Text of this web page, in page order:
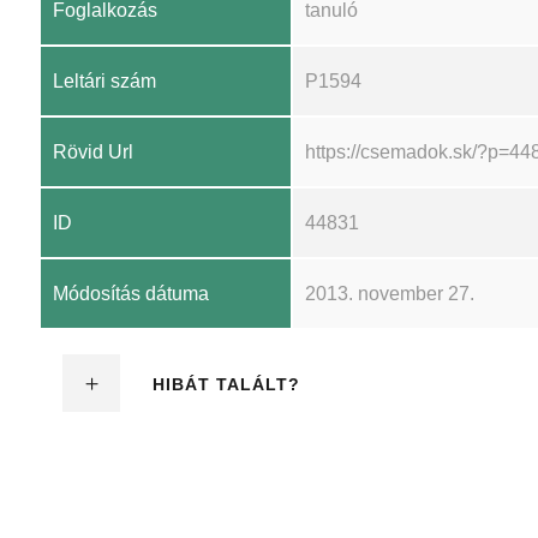
Foglalkozás tanuló
Leltári szám P1594
Rövid Url https://csemadok.sk/
ID 44831
Módosítás dátuma 2013. november 27.
HIBÁT TALÁLT?